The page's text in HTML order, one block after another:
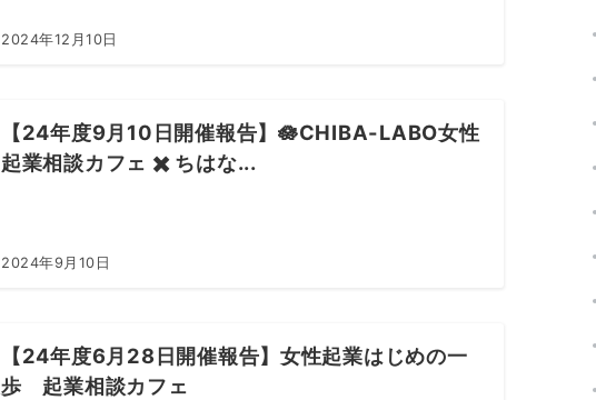
2024年12月10日
【24年度9月10日開催報告】🪷CHIBA-LABO女性
起業相談カフェ ✖️ ちはな...
2024年9月10日
【24年度6月28日開催報告】女性起業はじめの一
歩 起業相談カフェ